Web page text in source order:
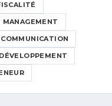
MANAGEMENT